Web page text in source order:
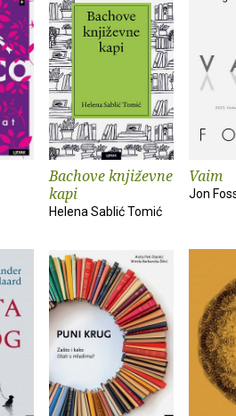
Bachove književne
kapi
Helena Sablić Tomić
Vaim
Jon